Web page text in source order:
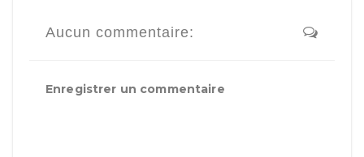
Aucun commentaire:
Enregistrer un commentaire